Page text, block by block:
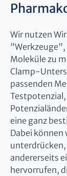
Wir nutzen
Moleküle zu
Clamp-
passenden
eine ganz
Dabei können
andererseits
hervorrufen,